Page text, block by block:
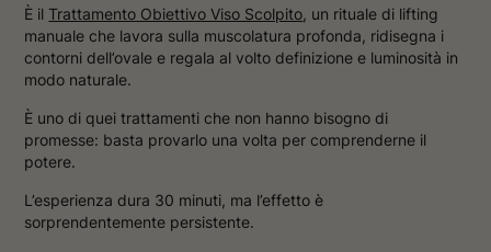
È ilTrattamento Obiettivo Viso Scolpito, un rituale di lifting
manuale che lavora sulla muscolatura profonda, ridisegna i
contorni dell’ovale e regala al volto definizione e luminosità in
modo naturale.
È uno di quei trattamenti che non hanno bisogno di
promesse: basta provarlo una volta per comprenderne il
potere.
L’esperienza dura 30 minuti, ma l’effetto è
sorprendentemente persistente.